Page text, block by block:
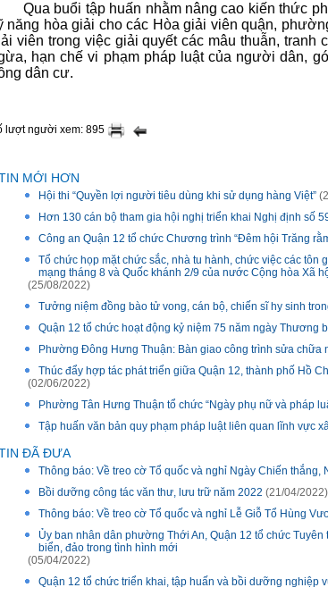
Qua buổi tập huấn nhằm nâng cao kiến thức
năng hòa giải cho các Hòa giải viên quận,
viên trong việc giải quyết các mâu thuẫn, tranh
hạn chế vi phạm pháp luật của người dân,
dân cư.
lượt người xem: 895
MỚI HƠN
Hội thi “Quyền lợi người tiêu dùng khi sử dụng hàng Việt”
Hơn 130 cán bộ tham gia hội nghị triển khai Nghị định số
Công an Quận 12 tổ chức Chương trình “Đêm hội Trăng
Tổ chức họp mặt chức sắc, nhà tu hành, chức việc các tôn
mạng tháng 8 và Quốc khánh 2/9 của nước Cộng hòa Xã
(25/08/2022)
Tưởng niệm đồng bào tử vong, cán bộ, chiến sĩ hy sinh
Quận 12 tổ chức hoạt động kỷ niệm 75 năm ngày Thương
Phường Đông Hưng Thuận: Bàn giao công trình sửa chữa
Thúc đẩy hợp tác phát triển giữa Quận 12, thành phố Hồ
(02/06/2022)
Phường Tân Hưng Thuận tổ chức “Ngày phụ nữ và pháp
Tập huấn văn bản quy phạm pháp luật liên quan lĩnh vực
ĐÃ ĐƯA
Thông báo: Về treo cờ Tổ quốc và nghỉ Ngày Chiến thắng,
Bồi dưỡng công tác văn thư, lưu trữ năm 2022 (21/04/2022)
Thông báo: Về treo cờ Tổ quốc và nghỉ Lễ Giỗ Tổ Hùng
Ủy ban nhân dân phường Thới An, Quận 12 tổ chức
biển, đảo trong tình hình mới
(05/04/2022)
Quận 12 tổ chức triển khai, tập huấn và bồi dưỡng nghiệp